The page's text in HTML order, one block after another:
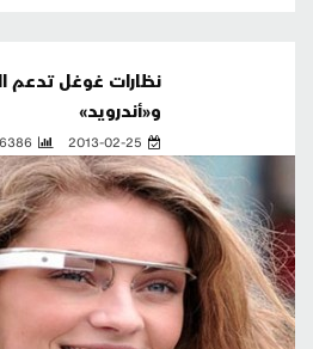
نظارات غوغل تدعم
و«أندرويد»
2013-02-25
6386